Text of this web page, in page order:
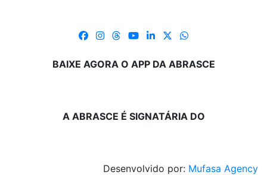
BAIXE AGORA O APP DA ABRASCE
A ABRASCE É SIGNATÁRIA DO
Desenvolvido por: Mufasa Agency